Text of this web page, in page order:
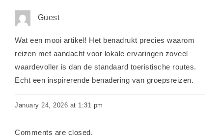
Guest
Wat een mooi artikel! Het benadrukt precies waarom
reizen met aandacht voor lokale ervaringen zoveel
waardevoller is dan de standaard toeristische routes.
Echt een inspirerende benadering van groepsreizen.
January 24, 2026 at 1:31 pm
Comments are closed.